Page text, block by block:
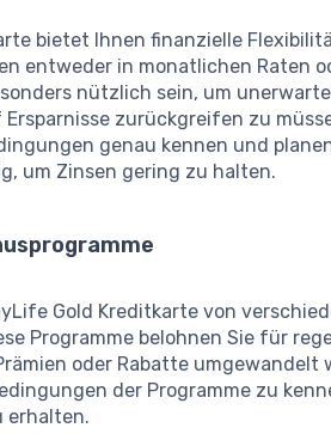
bietet Ihnen finanzielle
entweder in monatlichen Raten
nützlich sein, um
zurückgreifen zu
genau kennen und
um Zinsen gering zu halten.
Gold Kreditkarte von
Programme belohnen Sie für
oder Rabatte umgewandelt
der Programme zu
erhalten.